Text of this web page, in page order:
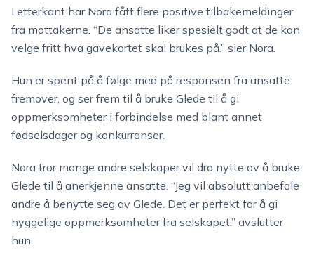
I etterkant har Nora fått flere positive tilbakemeldinger
fra mottakerne. “De ansatte liker spesielt godt at de kan
velge fritt hva gavekortet skal brukes på.” sier Nora.
Hun er spent på å følge med på responsen fra ansatte
fremover, og ser frem til å bruke Glede til å gi
oppmerksomheter i forbindelse med blant annet
fødselsdager og konkurranser.
Nora tror mange andre selskaper vil dra nytte av å bruke
Glede til å anerkjenne ansatte. “Jeg vil absolutt anbefale
andre å benytte seg av Glede. Det er perfekt for å gi
hyggelige oppmerksomheter fra selskapet.” avslutter
hun.